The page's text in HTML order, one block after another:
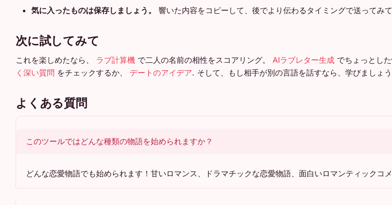
気に入ったものは保存しましょう。
響いた内容をコピーして、後でより伝わるタイミングで送ってみて
次に試してみて
これを楽しめたなら、 ラブ計算機 で二人の名前の相性をスコアリング。 AIラブレター生成 でちょっとし
く深い質問 をチェックするか、 デートのアイデア. そして、もし相手が別の言語を話すなら、学びましょう
よくある質問
このツールではどんな種類の物語を始められますか？
どんな恋愛物語でも始められます！甘いロマンス、ドラマチックな恋愛物語、面白いロマンティックコ